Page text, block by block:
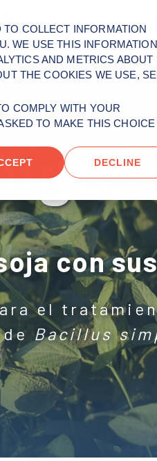
COLLECT INFORMATION
WE USE THIS
AND METRICS ABOUT
THE COOKIES WE USE,
COMPLY WITH YOUR
TO MAKE THIS CHOICE
DECLINE
con
el
Bacillus